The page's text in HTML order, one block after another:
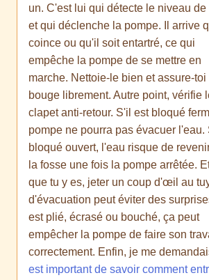
un. C'est lui qui détecte le niveau de
et qui déclenche la pompe. Il arrive
coince ou qu'il soit entartré, ce qui
empêche la pompe de se mettre en
marche. Nettoie-le bien et assure-toi
bouge librement. Autre point, vérifie
clapet anti-retour. S'il est bloqué
pompe ne pourra pas évacuer l'eau.
bloqué ouvert, l'eau risque de
la fosse une fois la pompe arrêtée.
que tu y es, jeter un coup d'œil au
d'évacuation peut éviter des
est plié, écrasé ou bouché, ça peut
empêcher la pompe de faire son
correctement. Enfin, je me
est important de savoir comment